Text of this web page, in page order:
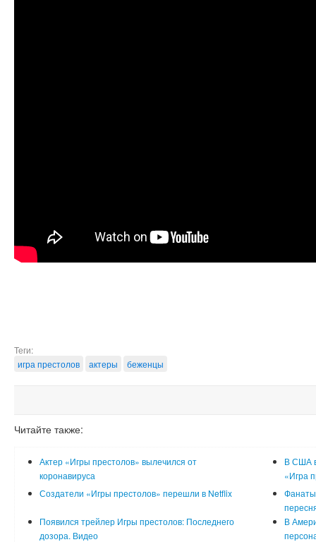
Теги:
игра престолов
актеры беженцы
Читайте также:
Актер «Игры престолов» вылечился от
коронавируса
В США
«Игра
Создатели «Игры престолов» перешли в Netflix
Фанаты
Появился трейлер Игры престолов: Последнего
дозора. Видео
В